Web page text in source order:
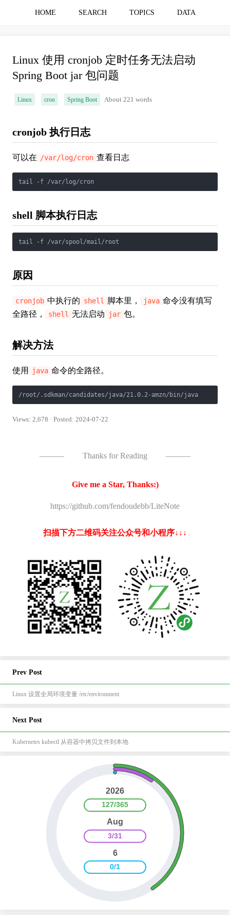
HOME SEARCH TOPICS DATA
Linux 使用 cronjob 定时任务无法启动
Spring Boot jar 包问题
Linux cron Spring Boot About 221 words
cronjob 执行日志
可以在 /var/log/cron 查看日志
shell 脚本执行日志
原因
cronjob 中执行的 shell 脚本里， java 命令没有填写
全路径，
shell 无法启动 jar 包。
解决方法
使用 java 命令的全路径。
Views: 2,678 · Posted: 2024-07-22
——— Thanks for Reading ———
Give me a Star, Thanks:)
https://github.com/fendoudebb/LiteNote
扫描下方二维码关注公众号和小程序↓↓↓
Prev Post
Linux 设置全局环境变量 /etc/environment
Next Post
Kubernetes kubectl 从容器中拷贝文件到本地